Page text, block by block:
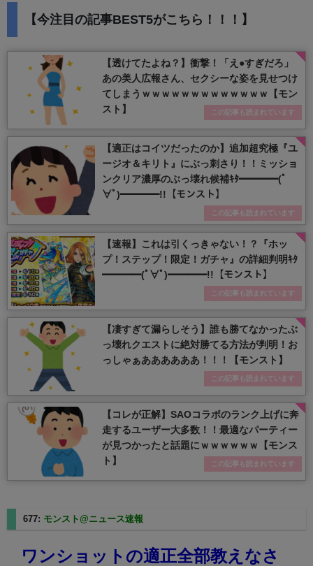
【今注目の記事BEST5がこちら！！！】
【透けてたよね？】衝撃！「え●すぎだろ」
あの美人広報さん、セクシーな姿を見せつけ
てしまうｗｗｗｗｗｗｗｗｗｗｗｗｗ【モン
スト】
この記事も読まれています
【適正はコイツだったのか】追加超究極『ユ
ージオ＆キリト』にぶっ刺さり！！ミッショ
ンクリア濃厚のぶっ壊れ候補ｷﾀ━━━━(ﾟ
∀ﾟ)━━━━!!【モンスト】
この記事も読まれています
【速報】これは引くっきゃない！？『ホッ
プ！ステップ！限定！ガチャ』の詳細判明ｷﾀ
━━━━(ﾟ∀ﾟ)━━━━!!【モンスト】
この記事も読まれています
【凄すぎて漏らしそう】誰も勝てなかったぶ
っ壊れクエストに絶対勝てる方法が判明！お
っしゃぁああああああ！！！【モンスト】
この記事も読まれています
【コレが正解】SAOコラボのランク上げに奔
走するユーザー大多数！！最適なパーティー
が見つかったと話題にｗｗｗｗｗｗ【モンス
ト】
この記事も読まれています
677: モンスト@ニュース速報
ワンショットの適正全部教えなさ